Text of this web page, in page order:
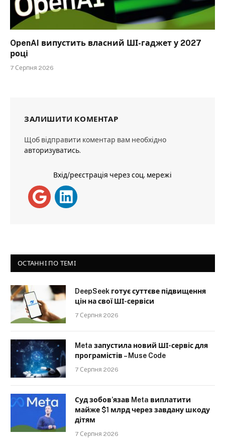
OpenAI випустить власний ШІ-гаджет у 2027
році
7 Серпня 2026
ЗАЛИШИТИ КОМЕНТАР
Щоб відправити коментар вам необхідно
авторизуватись.
Вхід/реєстрація через соц. мережі
ОСТАННІ ПО ТЕМІ
DeepSeek готує суттєве підвищення
цін на свої ШІ-сервіси
7 Серпня 2026
Meta запустила новий ШІ-сервіс для
програмістів – Muse Code
7 Серпня 2026
Суд зобов’язав Meta виплатити
майже $1 млрд через завдану шкоду
дітям
7 Серпня 2026